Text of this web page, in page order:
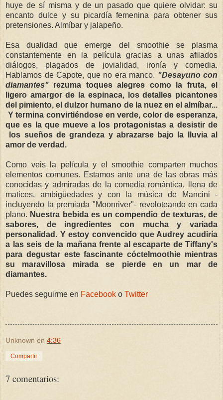
huye de sí misma y de un pasado que quiere olvidar: su
encanto dulce y su picardía femenina para obtener sus
pretensiones. Almíbar y jalapeño.
Esa dualidad que emerge del smoothie se plasma
constantemente en la película gracias a unas afilados
diálogos, plagados de jovialidad, ironía y comedia.
Hablamos de Capote, que no era manco. "Desayuno con
diamantes" rezuma toques alegres como la fruta, el
ligero amargor de la espinaca, los detalles picantones
del pimiento, el dulzor humano de la nuez en el almíbar...
Y termina convirtiéndose en verde, color de esperanza,
que es la que mueve a los protagonistas a desistir de
los sueños de grandeza y abrazarse bajo la lluvia al
amor de verdad.
Como veis la película y el smoothie comparten muchos
elementos comunes. Estamos ante una de las obras más
conocidas y admiradas de la comedia romántica, llena de
matices, ambigüedades y con la música de Mancini -
incluyendo la premiada "Moonriver"- revoloteando en cada
plano. Nuestra bebida es un compendio de texturas, de
sabores, de ingredientes con mucha y variada
personalidad. Y estoy convencido que Audrey acudiría
a las seis de la mañana frente al escaparte de Tiffany's
para degustar este fascinante cóctelmoothie mientras
su maravillosa mirada se pierde en un mar de
diamantes.
Puedes seguirme en Facebook o Twitter
Unknown en 4:36
Compartir
7 comentarios: